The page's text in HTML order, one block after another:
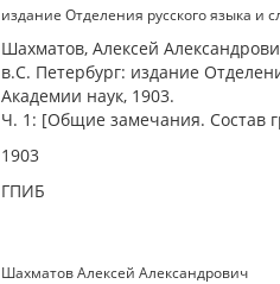
издание Отделения русского языка и
Шахматов, Алексей
в.С. Петербург: издание
Академии наук, 1903.
Ч. 1: [Общие замечания. Состав
1903
ГПИБ
Шахматов Алексей Александрович